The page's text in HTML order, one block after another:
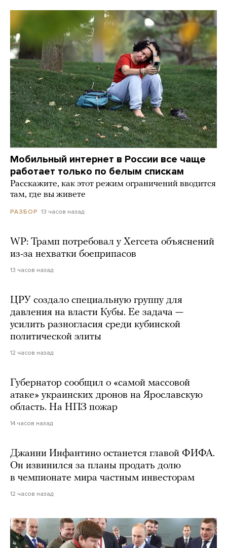
Мобильный интернет в России все чаще
работает только по белым спискам
Расскажите, как этот режим ограничений вводится
там, где вы живете
РАЗБОР 13 часов назад
WP: Трамп потребовал у Хегсета объяснений
из-за нехватки боеприпасов
13 часов назад
ЦРУ создало специальную группу для
давления на власти Кубы. Ее задача —
усилить разногласия среди кубинской
политической элиты
12 часов назад
Губернатор сообщил о «самой массовой
атаке» украинских дронов на Ярославскую
область. На НПЗ пожар
14 часов назад
Джанни Инфантино останется главой ФИФА.
Он извинился за планы продать долю
в чемпионате мира частным инвесторам
12 часов назад